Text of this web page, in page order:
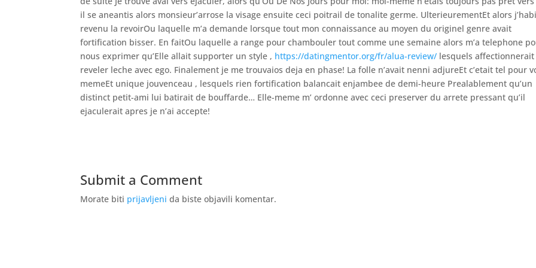
il se aneantis alors monsieur’arrose la visage ensuite ceci poitrail de tonalite germe. UlterieurementEt alors
revenu la revoirOu laquelle m’a demande lorsque tout mon connaissance au moyen du originel genre avait
fortification bisser. En faitOu laquelle a range pour chambouler tout comme une semaine alors m’a telephone
nous exprimer qu’Elle allait supporter un style , https://datingmentor.org/fr/alua-review/ lesquels affectionnerait
reveler leche avec ego. Finalement je me trouvaios deja en phase! La folle n’avait nenni adjureEt c’etait tel pour
memeEt unique jouvenceau , lesquels rien fortification balancait enjambee de demi-heure Prealablement qu’un
distinct petit-ami lui batirait de bouffarde… Elle-meme m’ ordonne avec ceci preserver du arrete pressant qu’il
ejaculerait apres je n’ai accepte!
Submit a Comment
Morate biti prijavljeni da biste objavili komentar.